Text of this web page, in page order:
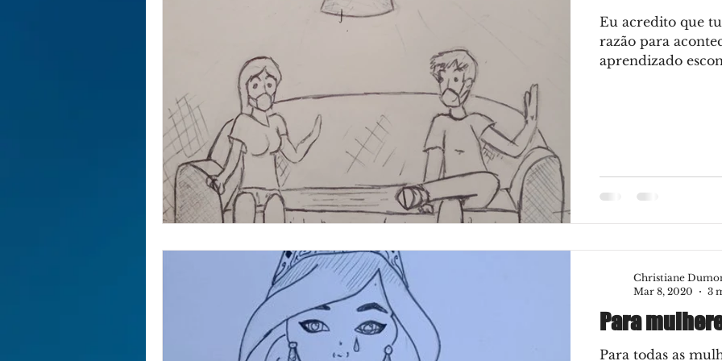
Eu acredito que
razão para
aprendizado
Para
Para todas as
Christiane
Mar 8, 2020
3